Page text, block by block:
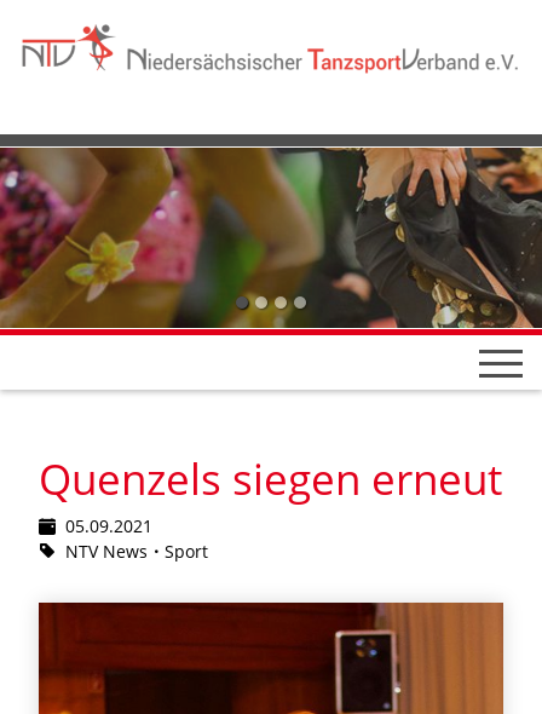
Quenzels siegen erneut
05.09.2021
NTV News
Sport